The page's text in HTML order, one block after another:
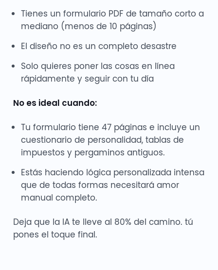
Tienes un formulario PDF de tamaño corto a
mediano (menos de 10 páginas)
El diseño no es un completo desastre
Solo quieres poner las cosas en línea
rápidamente y seguir con tu día
No es ideal cuando:
Tu formulario tiene 47 páginas e incluye un
cuestionario de personalidad, tablas de
impuestos y pergaminos antiguos.
Estás haciendo lógica personalizada intensa
que de todas formas necesitará amor
manual completo.
Deja que la IA te lleve al 80% del camino. tú
pones el toque final.